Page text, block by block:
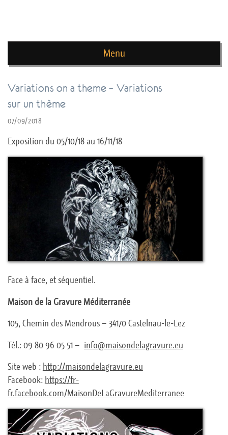
Menu
Skip to content
Variations on a theme – Variations
sur un thème
07/09/2018
Exposition du 05/10/18 au 16/11/18
Face à face, et séquentiel.
Maison de la Gravure Méditerranée
105, Chemin des Mendrous – 34170 Castelnau-le-Lez
Tél.: 09 80 96 05 51 – info@maisondelagravure.eu
Site web : http://maisondelagravure.eu
Facebook: https://fr-
fr.facebook.com/MaisonDeLaGravureMediterranee